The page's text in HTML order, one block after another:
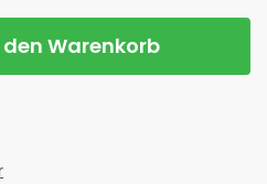
den Warenkorb